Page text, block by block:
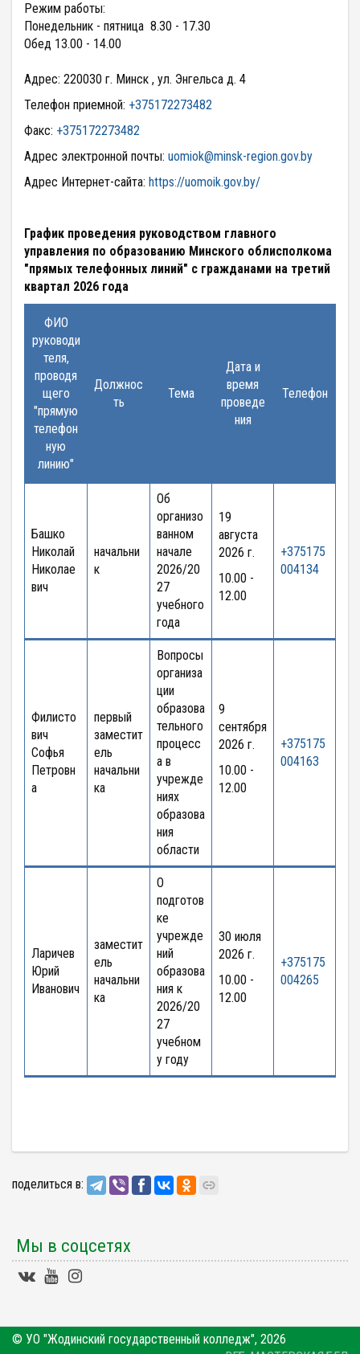
Режим работы:
Понедельник - пятница 8.30 - 17.30
Обед 13.00 - 14.00
Адрес: 220030 г. Минск , ул. Энгельса д. 4
Телефон приемной: +375172273482
Факс: +375172273482
Адрес электронной почты: uomiok@minsk-region.gov.by
Адрес Интернет-сайта: https://uomoik.gov.by/
График проведения руководством главного
управления по образованию Минского облисполкома
"прямых телефонных линий" с гражданами на третий
квартал 2026 года
ФИО
руководи
теля,
проводя
щего
"прямую
телефон
ную
линию"
Должнос
ть
Тема
Дата и
время
проведе
ния
Телефон
Башко
Николай
Николае
вич
начальни
к
Об
организо
ванном
начале
2026/20
27
учебного
года
19
августа
2026 г.
10.00 -
12.00
+375175
004134
Филисто
вич
Софья
Петровн
а
первый
заместит
ель
начальни
ка
Вопросы
организа
ции
образова
тельного
процесс
а в
учрежде
ниях
образова
ния
области
9
сентября
2026 г.
10.00 -
12.00
+375175
004163
Ларичев
Юрий
Иванович
заместит
ель
начальни
ка
О
подготов
ке
учрежде
ний
образова
ния к
2026/20
27
учебном
у году
30 июля
2026 г.
10.00 -
12.00
+375175
004265
поделиться в:
Мы в соцсетях
© УО "Жодинский государственный колледж", 2026